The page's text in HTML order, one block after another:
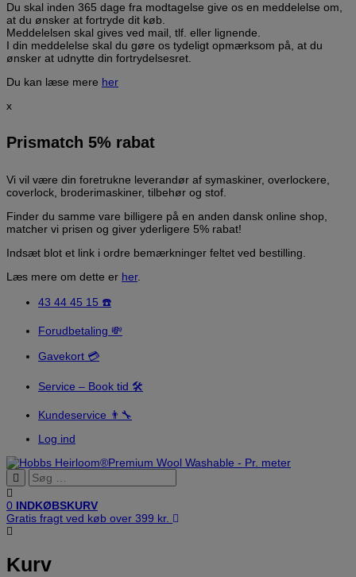
Du skal inden 365 dage fra modtagelse give os en meddelelse om,
at du ønsker at fortryde dit køb.
Meddelelsen skal gives ved mail, tlf. eller lignende.
I din meddelelse skal du gøre os tydeligt opmærksom på, at du
ønsker at udnytte din fortrydelsesret.
Du kan læse mere her
x
Prismatch 5% rabat
Vi vil være din foretrukne leverandør af symaskiner, overlockere,
coverlock, broderimaskiner, tilbehør og stof.
Finder du samme vare billigere på en anden dansk online shop,
matcher vi prisen og giver yderligere 5% rabat!
Indsæt blot et link i ordre bemærkninger feltet ved bestilling.
Læs mere om dette er her.
43 44 45 15 ☎️
Forudbetaling 💸
Gavekort 💳
Service – Book tid 🛠️
Kundeservice 👨‍🔧
Log ind
0 INDKØBSKURV
Gratis fragt ved køb over 399 kr.
Kurv